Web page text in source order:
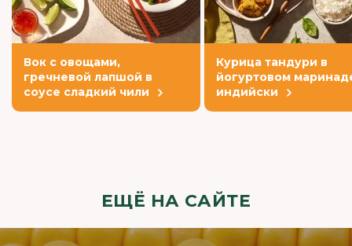
Вок с овощами,
гречневой лапшой в
соусе сладкий чили
Курица тандури в
йогуртовом
индийски
ЕЩЁ НА САЙТЕ